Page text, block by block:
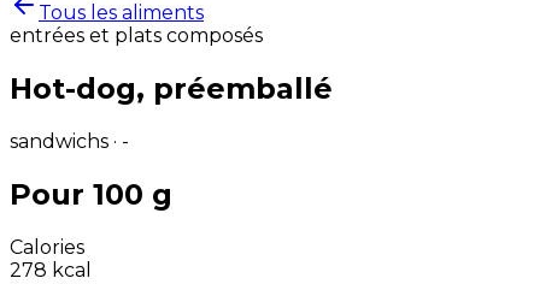
Tous les aliments
entrées et plats composés
Hot-dog, préemballé
sandwichs · -
Pour 100 g
Calories
278 kcal